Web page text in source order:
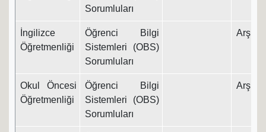
Sorumluları
İngilizce
Öğretmenliği
Öğrenci Bilgi
Sistemleri (OBS)
Sorumluları
Arş.
Okul Öncesi
Öğretmenliği
Öğrenci Bilgi
Sistemleri (OBS)
Sorumluları
Arş.